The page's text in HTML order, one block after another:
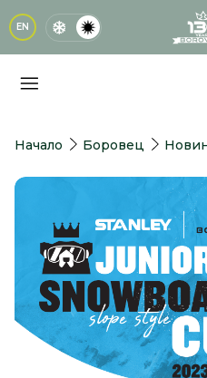
EN logo
Начало Боровец